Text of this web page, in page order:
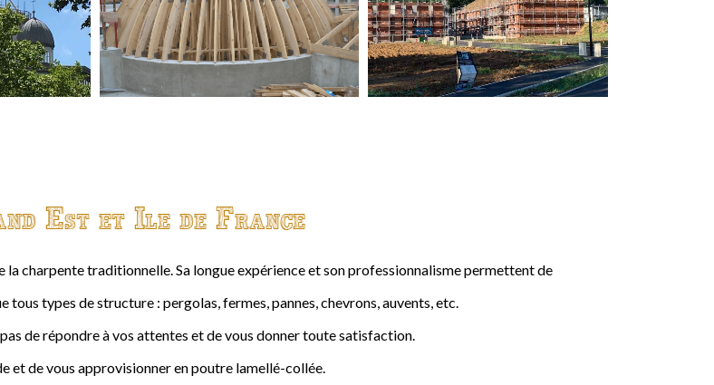
Est et Ile de France
la charpente traditionnelle. Sa longue expérience et son professionnalisme permettent de
types de structure : pergolas, fermes, pannes, chevrons, auvents, etc.
de répondre à vos attentes et de vous donner toute satisfaction.
et de vous approvisionner en poutre lamellé-collée.